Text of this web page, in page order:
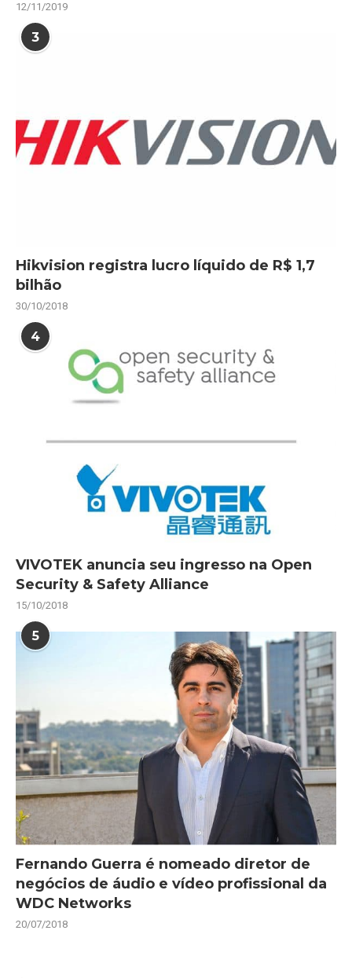
12/11/2019
3
Hikvision registra lucro líquido de R$ 1,7
bilhão
30/10/2018
4
VIVOTEK anuncia seu ingresso na Open
Security & Safety Alliance
15/10/2018
5
Fernando Guerra é nomeado diretor de
negócios de áudio e vídeo profissional da
WDC Networks
20/07/2018